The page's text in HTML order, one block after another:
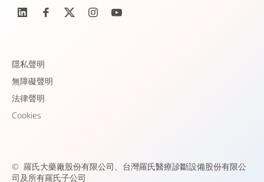
隱私聲明
無障礙聲明
法律聲明
Cookies
© 羅氏大藥廠股份有限公司、台灣羅氏醫療診斷設備股份有限公
司及所有羅氏子公司